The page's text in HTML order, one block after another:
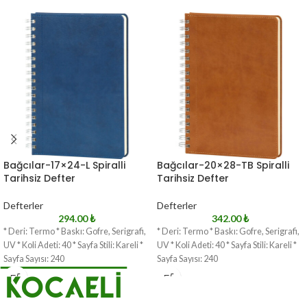
Bağcılar-17×24-L Spiralli
Tarihsiz Defter
Defterler
294.00₺
* Deri: Termo * Baskı: Gofre, Serigrafi,
UV * Koli Adeti: 40 * Sayfa Stili: Kareli *
Sayfa Sayısı: 240
Bağcılar-20×28-TB Spiralli
Tarihsiz Defter
Defterler
342.00₺
* Deri: Termo * Baskı: Gofre, Serigrafi,
UV * Koli Adeti: 40 * Sayfa Stili: Kareli *
Sayfa Sayısı: 240